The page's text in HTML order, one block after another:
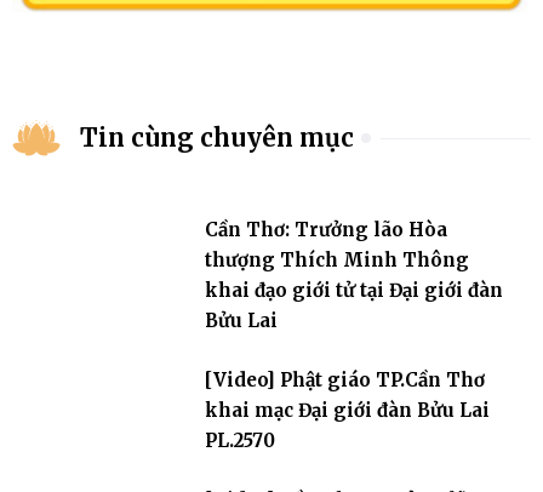
Tin cùng chuyên mục
Cần Thơ: Trưởng lão Hòa
thượng Thích Minh Thông
khai đạo giới tử tại Đại giới đàn
Bửu Lai
[Video] Phật giáo TP.Cần Thơ
khai mạc Đại giới đàn Bửu Lai
PL.2570